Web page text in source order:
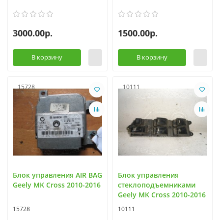
3000.00р.
В корзину
1500.00р.
В корзину
15728
Блок управления AIR BAG
Geely MK Cross 2010-2016
15728
10111
Блок управления
стеклоподъемниками
Geely MK Cross 2010-2016
10111